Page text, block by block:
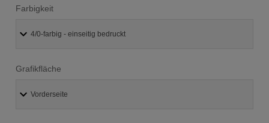
Farbigkeit
Grafikfläche